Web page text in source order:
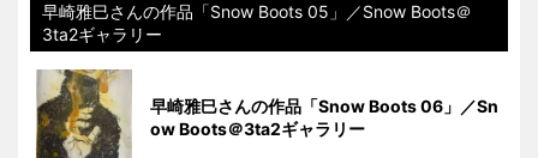
早崎雅巳さんの作品「Snow Boots 05」／Snow Boots＠
3ta2ギャラリー
早崎雅巳さんの作品「Snow Boots 06」／Sn
ow Boots＠3ta2ギャラリー